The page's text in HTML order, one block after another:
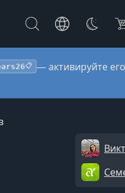
📋 — активируйте его